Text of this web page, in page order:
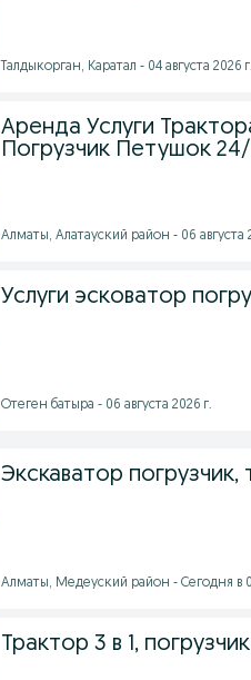
Талдыкорган, Каратал - 04 августа 2026 г.
Аренда Услуги
Погрузчик Петушок
Алматы, Алатауский район - 06 августа
Услуги эсковатор
Отеген батыра - 06 августа 2026 г.
Экскаватор
Алматы, Медеуский район - Сегодня в
Трактор 3 в 1,